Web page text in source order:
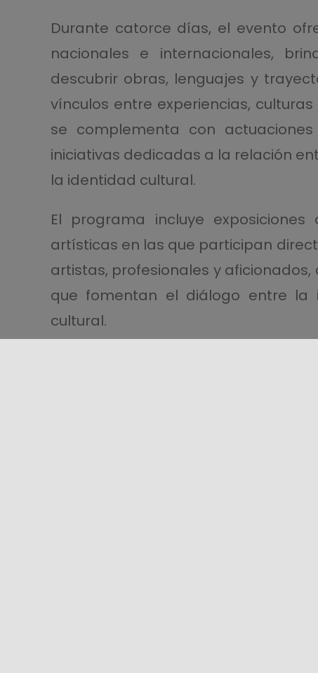
Durante catorce días, el evento
nacionales e internacionales,
descubrir obras, lenguajes y
vínculos entre experiencias,
se complementa con
iniciativas dedicadas a la relación
la identidad cultural.
El programa incluye
artísticas en las que participan
artistas, profesionales y
que fomentan el diálogo entre la
cultural.